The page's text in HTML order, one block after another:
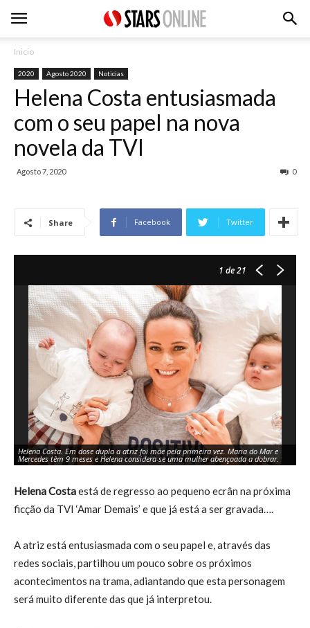
Inicio
2020 Agosto 2020 Noticias
Helena Costa entusiasmada
com o seu papel na nova
novela da TVI
Agosto 7, 2020 0
Share Facebook Twitter
1 de 21
Helena Costa. Em dose dupla a atriz foi mãe pela primeira vez. Maria do Mar e
Mercedes têm 9 meses e Helena considera-se uma mulher abençoada a dobrar.
Helena Costaestá de regresso ao pequeno ecrân na próxima
ficção da TVI ‘Amar Demais’ e que já está a ser gravada….
A atriz está entusiasmada com o seu papel e, através das
redes sociais, partilhou um pouco sobre os próximos
acontecimentos na trama, adiantando que esta personagem
será muito diferente das que já interpretou.